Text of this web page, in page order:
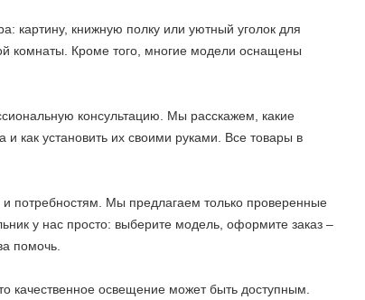
картину, книжную полку или уютный уголок для
комнаты. Кроме того, многие модели оснащены
консультацию. Мы расскажем, какие
и как установить их своими руками. Все товары в
потребностям. Мы предлагаем только проверенные
у нас просто: выберите модель, оформите заказ –
помочь.
качественное освещение может быть доступным.